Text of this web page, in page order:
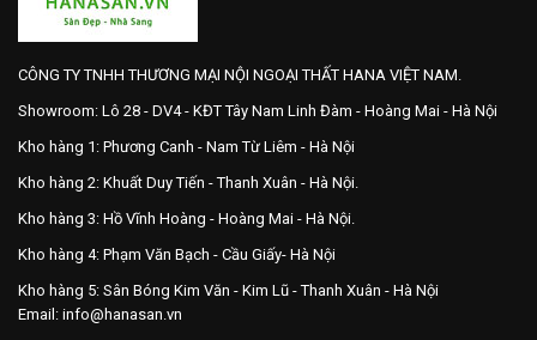
CÔNG TY TNHH THƯƠNG MẠI NỘI NGOẠI THẤT HANA VIỆT NAM.
Showroom: Lô 28 - DV4 - KĐT Tây Nam Linh Đàm - Hoàng Mai - Hà Nội
Kho hàng 1: Phương Canh - Nam Từ Liêm - Hà Nội
Kho hàng 2: Khuất Duy Tiến - Thanh Xuân - Hà Nội.
Kho hàng 3: Hồ Vĩnh Hoàng - Hoàng Mai - Hà Nội.
Kho hàng 4: Phạm Văn Bạch - Cầu Giấy- Hà Nội
Kho hàng 5: Sân Bóng Kim Văn - Kim Lũ - Thanh Xuân - Hà Nội
Email: info@hanasan.vn